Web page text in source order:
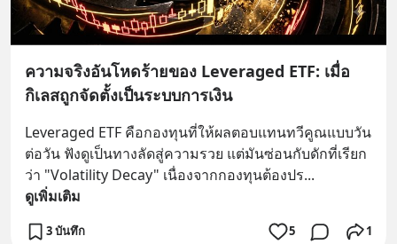
ความจริงอันโหดร้ายของ Leveraged ETF: เมื่อ
กิเลสถูกจัดตั้งเป็นระบบการเงิน
Leveraged ETF คือกองทุนที่ให้ผลตอบแทนทวีคูณแบบวัน
ต่อวัน ฟังดูเป็นทางลัดสู่ความรวย แต่มันซ่อนกับดักที่เรียก
ว่า "Volatility Decay" เนื่องจากกองทุนต้องปร...
ดูเพิ่มเติม
3 บันทึก 5 1